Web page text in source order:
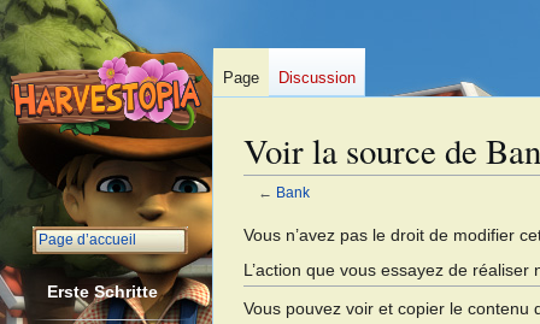
Voir la source de
← Bank
Aller
à
la
navigation
Aller
à
la
recherche
Vous n’avez pas le droit de modifier
L’action que vous essayez de
Vous pouvez voir et copier le contenu
Page Discussion
Page d’accueil
Erste Schritte